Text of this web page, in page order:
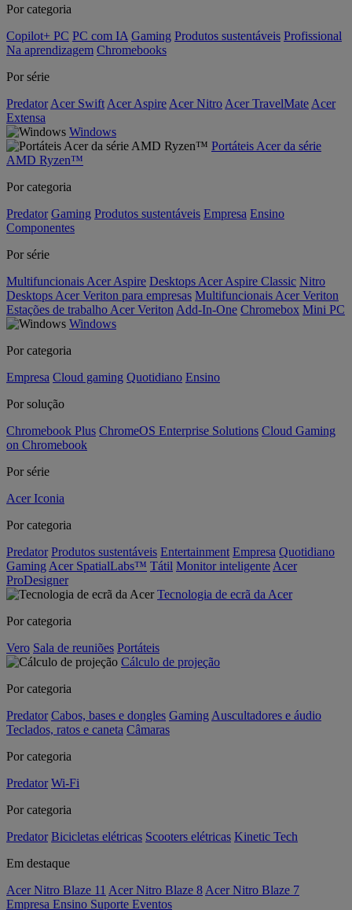
Por categoria
Copilot+ PC PC com IA Gaming Produtos sustentáveis Profissional
Na aprendizagem Chromebooks
Por série
Predator Acer Swift Acer Aspire Acer Nitro Acer TravelMate Acer
Extensa
Windows
Portáteis Acer da série
AMD Ryzen™
Por categoria
Predator Gaming Produtos sustentáveis Empresa Ensino
Componentes
Por série
Multifuncionais Acer Aspire Desktops Acer Aspire Classic Nitro
Desktops Acer Veriton para empresas Multifuncionais Acer Veriton
Estações de trabalho Acer Veriton Add-In-One Chromebox Mini PC
Windows
Por categoria
Empresa Cloud gaming Quotidiano Ensino
Por solução
Chromebook Plus ChromeOS Enterprise Solutions Cloud Gaming
on Chromebook
Por série
Acer Iconia
Por categoria
Predator Produtos sustentáveis Entertainment Empresa Quotidiano
Gaming Acer SpatialLabs™ Tátil Monitor inteligente Acer
ProDesigner
Tecnologia de ecrã da Acer
Por categoria
Vero Sala de reuniões Portáteis
Cálculo de projeção
Por categoria
Predator Cabos, bases e dongles Gaming Auscultadores e áudio
Teclados, ratos e caneta Câmaras
Por categoria
Predator Wi-Fi
Por categoria
Predator Bicicletas elétricas Scooters elétricas Kinetic Tech
Em destaque
Acer Nitro Blaze 11 Acer Nitro Blaze 8 Acer Nitro Blaze 7
Empresa Ensino Suporte Eventos